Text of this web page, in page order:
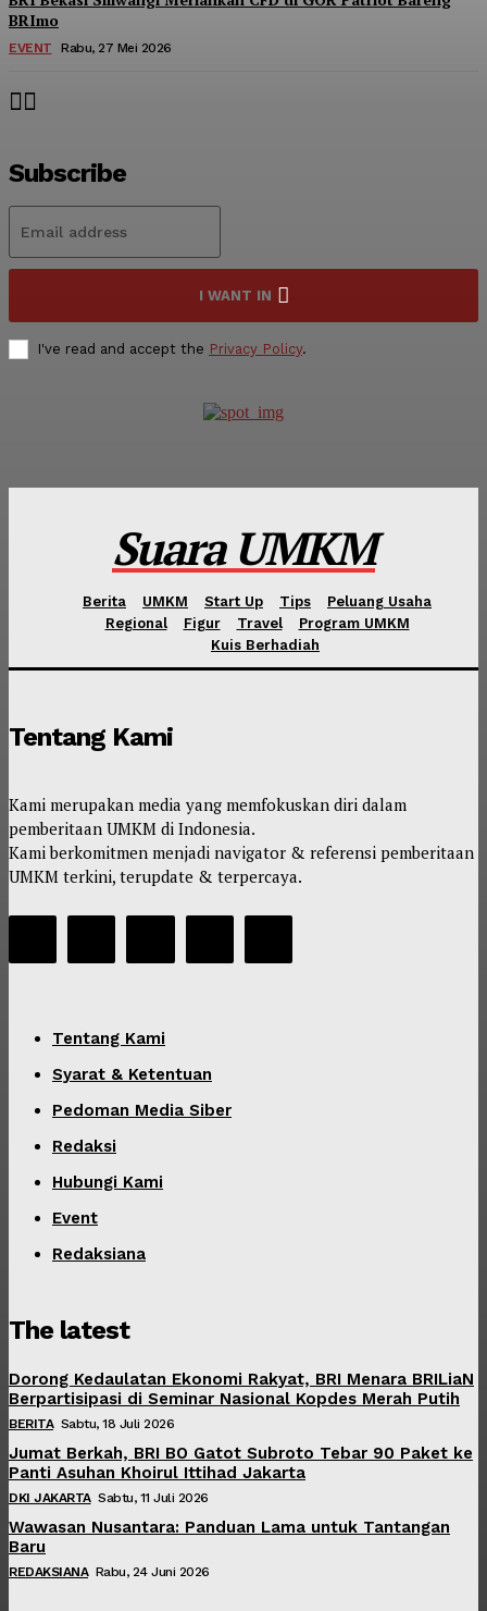
BRImo
EVENT Rabu, 27 Mei 2026
Subscribe
I WANT IN
I've read and accept the Privacy Policy.
Suara UMKM
Berita UMKM Start Up Tips
Peluang Usaha
Regional
Figur Travel
Program UMKM
Kuis Berhadiah
Tentang Kami
Kami merupakan media yang memfokuskan diri dalam
pemberitaan UMKM di Indonesia.
Kami berkomitmen menjadi navigator & referensi pemberitaan
UMKM terkini, terupdate & terpercaya.
Tentang Kami
Syarat & Ketentuan
Pedoman Media Siber
Redaksi
Hubungi Kami
Event
Redaksiana
The latest
Dorong Kedaulatan Ekonomi Rakyat, BRI Menara BRILiaN
Berpartisipasi di Seminar Nasional Kopdes Merah Putih
BERITA Sabtu, 18 Juli 2026
Jumat Berkah, BRI BO Gatot Subroto Tebar 90 Paket ke
Panti Asuhan Khoirul Ittihad Jakarta
DKI JAKARTA Sabtu, 11 Juli 2026
Wawasan Nusantara: Panduan Lama untuk Tantangan
Baru
REDAKSIANA Rabu, 24 Juni 2026